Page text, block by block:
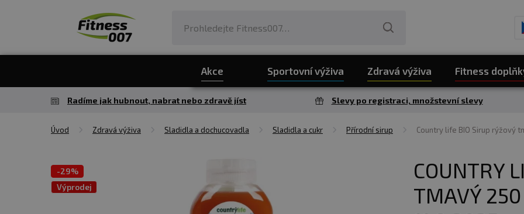
Akce Sportovní výživa Zdravá výživa Fitness
Radíme jak hubnout, nabrat nebo zdravě jíst Slevy po registraci, množstevní slevy
Úvod Zdravá výživa Sladidla a dochucovadla Sladidla a cukr Přírodní sirup Country life BIO Sirup rýžový
-29%
Výprodej
COUNTRY
TMAVÝ